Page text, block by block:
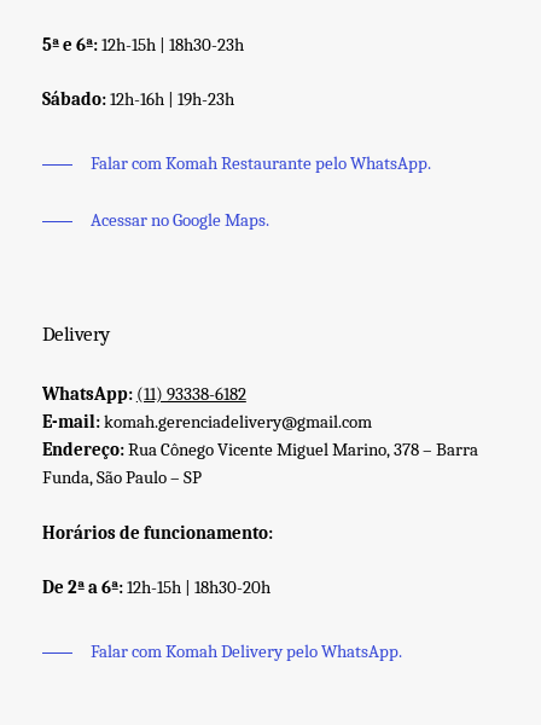
5ª e 6ª:12h-15h | 18h30-23h
Sábado:12h-16h | 19h-23h
Falar com Komah Restaurante pelo WhatsApp.
Acessar no Google Maps.
Delivery
WhatsApp: (11) 93338-6182
E-mail:komah.gerenciadelivery@gmail.com
Endereço:Rua Cônego Vicente Miguel Marino, 378 – Barra
Funda, São Paulo – SP
Horários de funcionamento:
De 2ª a 6ª:12h-15h | 18h30-20h
Falar com Komah Delivery pelo WhatsApp.